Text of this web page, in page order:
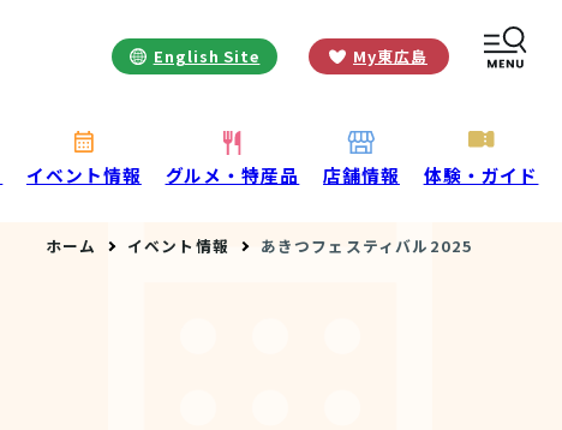
English Site My東広島
イベント情報 グルメ・特産品 店舗情報 体験・ガイド
ホーム イベント情報 あきつフェスティバル2025
お役立ち情報
お知らせ
酒蔵営業時間